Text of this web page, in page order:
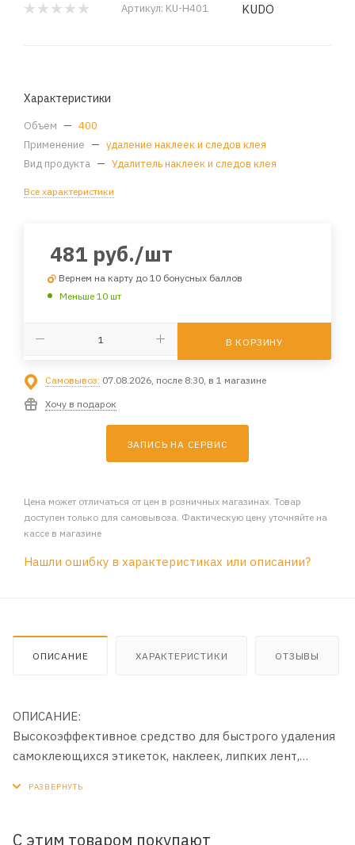
Артикул: KU-H401 KUDO
Характеристики
Объем — 400
Применение — удаление наклеек и следов клея
Вид продукта — Удалитель наклеек и следов клея
Все характеристики
481 руб./шт
Вернем на карту до 10 бонусных баллов
Меньше 10 шт
В КОРЗИНУ
Самовывоз: 07.08.2026, после 8:30, в 1 магазине
Хочу в подарок
ЗАПИСЬ НА СЕРВИС
Цена может отличаться от цен в розничных магазинах. Товар
доступен только для самовывоза. Фактическую цену уточняйте на
кассе в магазине
Нашли ошибку в характеристиках или описании?
ОПИСАНИЕ ХАРАКТЕРИСТИКИ ОТЗЫВЫ
ОПИСАНИЕ:
Высокоэффективное средство для быстрого удаления
самоклеющихся этикеток, наклеек, липких лент,
поверхности и эффективно растворяет остатки клея.
С этим товаром покупают